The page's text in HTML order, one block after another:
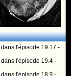
dans l'épisode 19.17 -
dans l'épisode 19.4 -
dans l'épisode 18.9 -